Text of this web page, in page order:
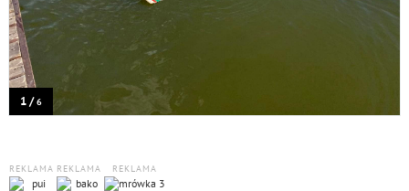
1 /6
REKLAMA REKLAMA REKLAMA